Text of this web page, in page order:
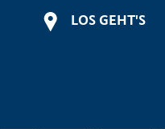
LOS GEHT'S